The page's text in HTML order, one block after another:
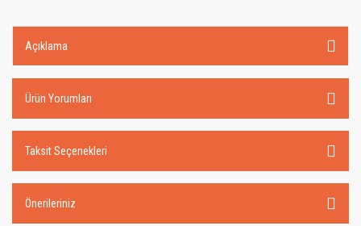
Açıklama
Ürün Yorumları
Taksit Seçenekleri
Önerileriniz